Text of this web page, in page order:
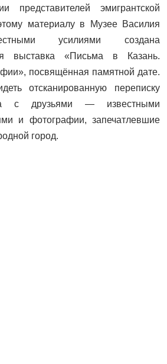
представителей эмигрантской
материалу в Музее Василия
усилиями создана
выставка «Письма в Казань.
посвящённая памятной дате.
отсканированную переписку
с друзьями — известными
и фотографии, запечатлевшие
город.